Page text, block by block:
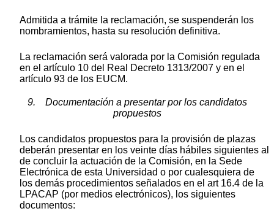
Admitida a trámite la reclamación, se suspenderán los
nombramientos, hasta su resolución definitiva.
La reclamación será valorada por la Comisión regulada
en el artículo 10 del Real Decreto 1313/2007 y en el
artículo 93 de los EUCM.
9. Documentación a presentar por los candidatos
propuestos
Los candidatos propuestos para la provisión de plazas
deberán presentar en los veinte días hábiles siguientes al
de concluir la actuación de la Comisión, en la Sede
Electrónica de esta Universidad o por cualesquiera de
los demás procedimientos señalados en el art 16.4 de la
LPACAP (por medios electrónicos), los siguientes
documentos: